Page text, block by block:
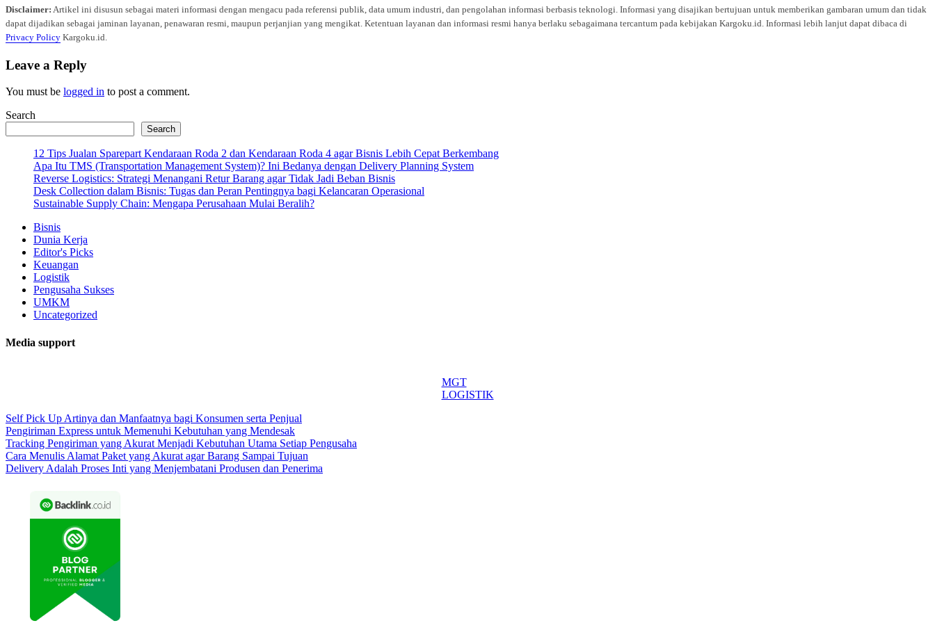
Disclaimer: Artikel ini disusun sebagai materi informasi dengan mengacu pada referensi publik, data umum industri, dan pengolahan informasi berbasis teknologi. Informasi yang disajikan bertujuan untuk memberikan gambaran umum dan tidak
dapat dijadikan sebagai jaminan layanan, penawaran resmi, maupun perjanjian yang mengikat. Ketentuan layanan dan informasi resmi hanya berlaku sebagaimana tercantum pada kebijakan Kargoku.id. Informasi lebih lanjut dapat dibaca di
Privacy Policy Kargoku.id.
Leave a Reply
You must be logged in to post a comment.
Search
Search
12 Tips Jualan Sparepart Kendaraan Roda 2 dan Kendaraan Roda 4 agar Bisnis Lebih Cepat Berkembang
Apa Itu TMS (Transportation Management System)? Ini Bedanya dengan Delivery Planning System
Reverse Logistics: Strategi Menangani Retur Barang agar Tidak Jadi Beban Bisnis
Desk Collection dalam Bisnis: Tugas dan Peran Pentingnya bagi Kelancaran Operasional
Sustainable Supply Chain: Mengapa Perusahaan Mulai Beralih?
Bisnis
Dunia Kerja
Editor's Picks
Keuangan
Logistik
Pengusaha Sukses
UMKM
Uncategorized
Media support
MGT
LOGISTIK
Self Pick Up Artinya dan Manfaatnya bagi Konsumen serta Penjual
Pengiriman Express untuk Memenuhi Kebutuhan yang Mendesak
Tracking Pengiriman yang Akurat Menjadi Kebutuhan Utama Setiap Pengusaha
Cara Menulis Alamat Paket yang Akurat agar Barang Sampai Tujuan
Delivery Adalah Proses Inti yang Menjembatani Produsen dan Penerima